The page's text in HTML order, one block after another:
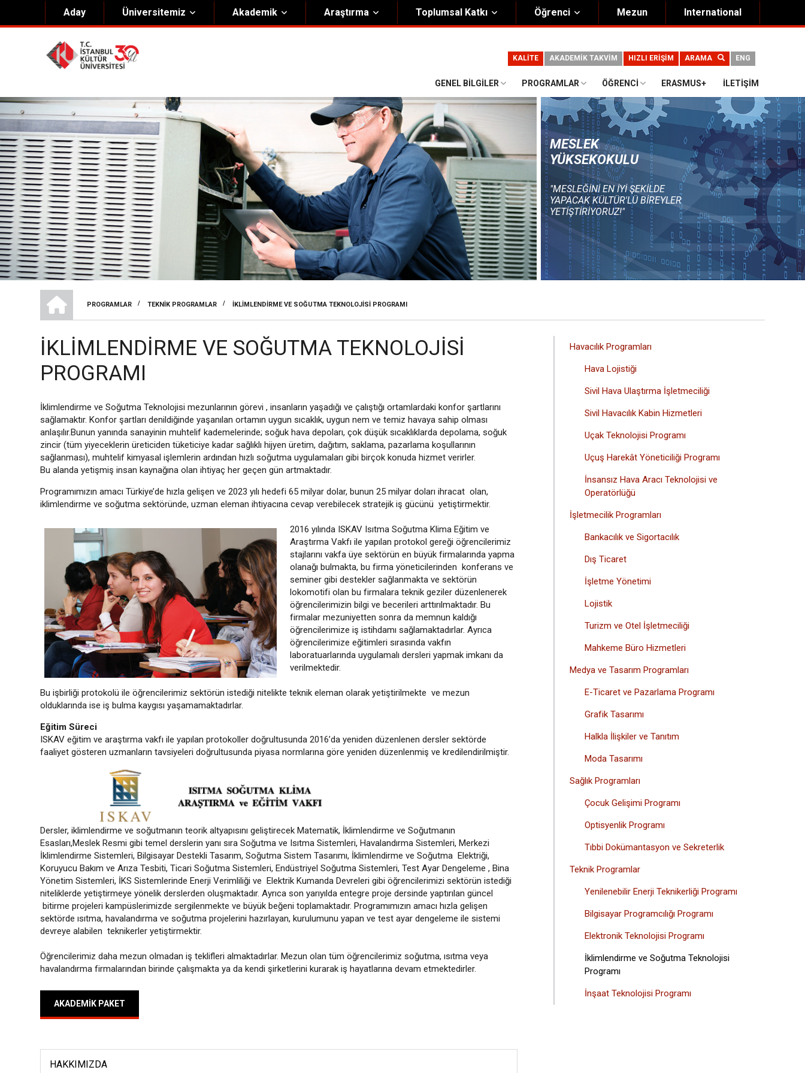
Aday Üniversitemiz
Hakkımızda
Genel Bilgiler
Misyon & Vizyon
Kültür Koleji Vakfı ( KEV )
Akıngüç Ödülü
İKÜ Ödülleri
İdari Birimler
Mevzuat
Onursal Doktora
Organizasyon Şeması
Stratejik Plan
Eğiticinin Eğitimi Programı
Bilgi Güvenliği
Politikalar
Akademik Araştırma Toplumsal Katkı Öğrenci Mezun International
ENG
ARAMA
HIZLI ERİŞİM
AKADEMİK TAKVİM
KALİTE
GENEL BILGILER PROGRAMLAR ÖĞRENCI ERASMUS+ İLETIŞIM
MESLEK
YÜKSEKOKULU
"MESLEĞINI EN IYI ŞEKILDE
YAPACAK KÜLTÜR'LÜ BIREYLER
YETIŞTIRIYORUZ!"
SAYFA
YOLU
PROGRAMLAR
/ TEKNIK PROGRAMLAR / İKLIMLENDIRME VE SOĞUTMA TEKNOLOJISI PROGRAMI
İKLIMLENDIRME VE SOĞUTMA TEKNOLOJISI
PROGRAMI
İklimlendirme ve Soğutma Teknolojisi mezunlarının görevi , insanların yaşadığı ve çalıştığı ortamlardaki konfor şartlarını
sağlamaktır. Konfor şartları denildiğinde yaşanılan ortamın uygun sıcaklık, uygun nem ve temiz havaya sahip olması
anlaşılır.Bunun yanında sanayinin muhtelif kademelerinde; soğuk hava depoları, çok düşük sıcaklıklarda depolama, soğuk
zincir (tüm yiyeceklerin üreticiden tüketiciye kadar sağlıklı hijyen üretim, dağıtım, saklama, pazarlama koşullarının
sağlanması), muhtelif kimyasal işlemlerin ardından hızlı soğutma uygulamaları gibi birçok konuda hizmet verirler.
Bu alanda yetişmiş insan kaynağına olan ihtiyaç her geçen gün artmaktadır.
Programımızın amacı Türkiye’de hızla gelişen ve 2023 yılı hedefi 65 milyar dolar, bunun 25 milyar doları ihracat olan,
iklimlendirme ve soğutma sektöründe, uzman eleman ihtiyacına cevap verebilecek stratejik iş gücünü yetiştirmektir.
2016 yılında ISKAV Isıtma Soğutma Klima Eğitim ve
Araştırma Vakfı ile yapılan protokol gereği öğrencilerimiz
stajlarını vakfa üye sektörün en büyük firmalarında yapma
olanağı bulmakta, bu firma yöneticilerinden konferans ve
seminer gibi destekler sağlanmakta ve sektörün
lokomotifi olan bu firmalara teknik geziler düzenlenerek
öğrencilerimizin bilgi ve becerileri arttırılmaktadır. Bu
firmalar mezuniyetten sonra da memnun kaldığı
öğrencilerimize iş istihdamı sağlamaktadırlar. Ayrıca
öğrencilerimize eğitimleri sırasında vakfın
laboratuarlarında uygulamalı dersleri yapmak imkanı da
verilmektedir.
Bu işbirliği protokolü ile öğrencilerimiz sektörün istediği nitelikte teknik eleman olarak yetiştirilmekte ve mezun
olduklarında ise iş bulma kaygısı yaşamamaktadırlar.
Eğitim Süreci
ISKAV eğitim ve araştırma vakfı ile yapılan protokoller doğrultusunda 2016’da yeniden düzenlenen dersler sektörde
faaliyet gösteren uzmanların tavsiyeleri doğrultusunda piyasa normlarına göre yeniden düzenlenmiş ve kredilendirilmiştir.
Dersler, iklimlendirme ve soğutmanın teorik altyapısını geliştirecek Matematik, İklimlendirme ve Soğutmanın
Esasları,Meslek Resmi gibi temel derslerin yanı sıra Soğutma ve Isıtma Sistemleri, Havalandırma Sistemleri, Merkezi
İklimlendirme Sistemleri, Bilgisayar Destekli Tasarım, Soğutma Sistem Tasarımı, İklimlendirme ve Soğutma Elektriği,
Koruyucu Bakım ve Arıza Tesbiti, Ticari Soğutma Sistemleri, Endüstriyel Soğutma Sistemleri, Test Ayar Dengeleme , Bina
Yönetim Sistemleri, İKS Sistemlerinde Enerji Verimliliği ve Elektrik Kumanda Devreleri gibi öğrencilerimizi sektörün istediği
niteliklerde yetiştirmeye yönelik derslerden oluşmaktadır. Ayrıca son yarıyılda entegre proje dersinde yaptırılan güncel
bitirme projeleri kampüslerimizde sergilenmekte ve büyük beğeni toplamaktadır. Programımızın amacı hızla gelişen
sektörde ısıtma, havalandırma ve soğutma projelerini hazırlayan, kurulumunu yapan ve test ayar dengeleme ile sistemi
devreye alabilen teknikerler yetiştirmektir.
Öğrencilerimiz daha mezun olmadan iş teklifleri almaktadırlar. Mezun olan tüm öğrencilerimiz soğutma, ısıtma veya
havalandırma firmalarından birinde çalışmakta ya da kendi şirketlerini kurarak iş hayatlarına devam etmektedirler.
AKADEMIK PAKET
HAKKIMIZDA
ANA
MENÜSÜ
Havacılık Programları
Hava Lojistiği
Sivil Hava Ulaştırma İşletmeciliği
Sivil Havacılık Kabin Hizmetleri
Uçak Teknolojisi Programı
Uçuş Harekât Yöneticiliği Programı
İnsansız Hava Aracı Teknolojisi ve
Operatörlüğü
İşletmecilik Programları
Bankacılık ve Sigortacılık
Dış Ticaret
İşletme Yönetimi
Lojistik
Turizm ve Otel İşletmeciliği
Mahkeme Büro Hizmetleri
Medya ve Tasarım Programları
E-Ticaret ve Pazarlama Programı
Grafik Tasarımı
Halkla İlişkiler ve Tanıtım
Moda Tasarımı
Sağlık Programları
Çocuk Gelişimi Programı
Optisyenlik Programı
Tıbbi Dokümantasyon ve Sekreterlik
Teknik Programlar
Yenilenebilir Enerji Teknikerliği Programı
Bilgisayar Programcılığı Programı
Elektronik Teknolojisi Programı
İklimlendirme ve Soğutma Teknolojisi
Programı
İnşaat Teknolojisi Programı